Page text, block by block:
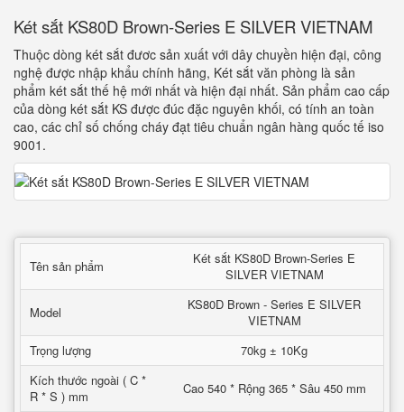
Két sắt KS80D Brown-Series E SILVER VIETNAM
Thuộc dòng két sắt đươc sản xuất với dây chuyền hiện đại, công
nghệ được nhập khẩu chính hãng, Két sắt văn phòng là sản
phẩm két sắt thế hệ mới nhất và hiện đại nhất. Sản phẩm cao cấp
của dòng két sắt KS được đúc đặc nguyên khối, có tính an toàn
cao, các chỉ số chống cháy đạt tiêu chuẩn ngân hàng quốc tế iso
9001.
Tên sản phẩm
Két sắt KS80D Brown-Series E
SILVER VIETNAM
Model
KS80D Brown - Series E SILVER
VIETNAM
Trọng lượng
70kg ± 10Kg
Kích thước ngoài ( C *
R * S ) mm
Cao 540 * Rộng 365 * Sâu 450 mm